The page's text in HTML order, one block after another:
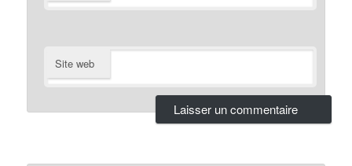
Site web